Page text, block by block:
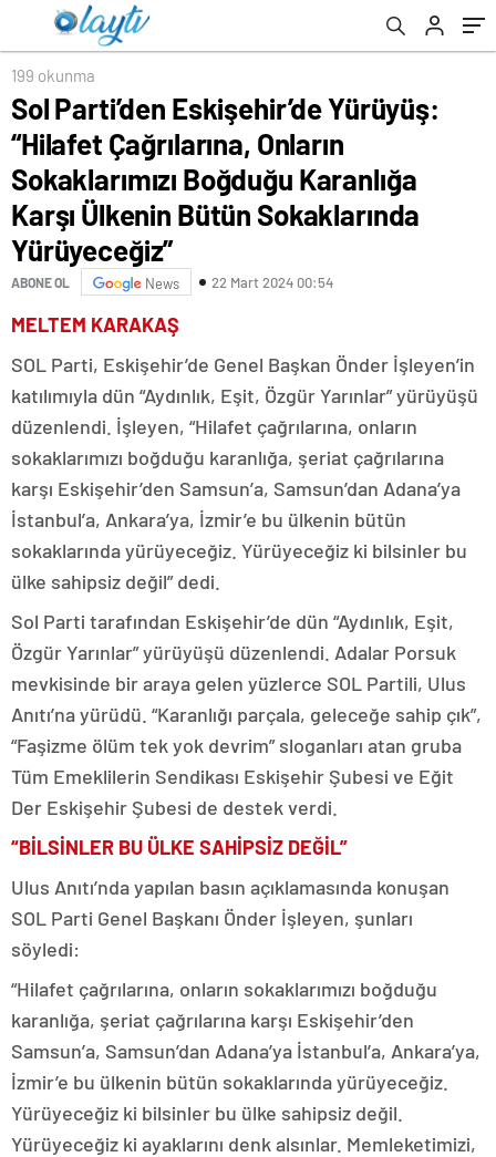
Karanlığa Karşı Ülkenin Bütün Sokaklarında
Yürüyeceğiz”
199 okunma
Sol Parti’den Eskişehir’de Yürüyüş:
“Hilafet Çağrılarına, Onların
Sokaklarımızı Boğduğu Karanlığa
Karşı Ülkenin Bütün Sokaklarında
Yürüyeceğiz”
ABONE OL News 22 Mart 2024 00:54
MELTEM KARAKAŞ
SOL Parti, Eskişehir’de Genel Başkan Önder İşleyen’in
katılımıyla dün “Aydınlık, Eşit, Özgür Yarınlar” yürüyüşü
düzenlendi. İşleyen, “Hilafet çağrılarına, onların
sokaklarımızı boğduğu karanlığa, şeriat çağrılarına
karşı Eskişehir’den Samsun’a, Samsun’dan Adana’ya
İstanbul’a, Ankara’ya, İzmir’e bu ülkenin bütün
sokaklarında yürüyeceğiz. Yürüyeceğiz ki bilsinler bu
ülke sahipsiz değil” dedi.
Sol Parti tarafından Eskişehir’de dün “Aydınlık, Eşit,
Özgür Yarınlar” yürüyüşü düzenlendi. Adalar Porsuk
mevkisinde bir araya gelen yüzlerce SOL Partili, Ulus
Anıtı’na yürüdü. “Karanlığı parçala, geleceğe sahip çık”,
“Faşizme ölüm tek yok devrim” sloganları atan gruba
Tüm Emeklilerin Sendikası Eskişehir Şubesi ve Eğit
Der Eskişehir Şubesi de destek verdi.
“BİLSİNLER BU ÜLKE SAHİPSİZ DEĞİL”
Ulus Anıtı’nda yapılan basın açıklamasında konuşan
SOL Parti Genel Başkanı Önder İşleyen, şunları
söyledi:
“Hilafet çağrılarına, onların sokaklarımızı boğduğu
karanlığa, şeriat çağrılarına karşı Eskişehir’den
Samsun’a, Samsun’dan Adana’ya İstanbul’a, Ankara’ya,
İzmir’e bu ülkenin bütün sokaklarında yürüyeceğiz.
Yürüyeceğiz ki bilsinler bu ülke sahipsiz değil.
Yürüyeceğiz ki ayaklarını denk alsınlar. Memleketimizi,